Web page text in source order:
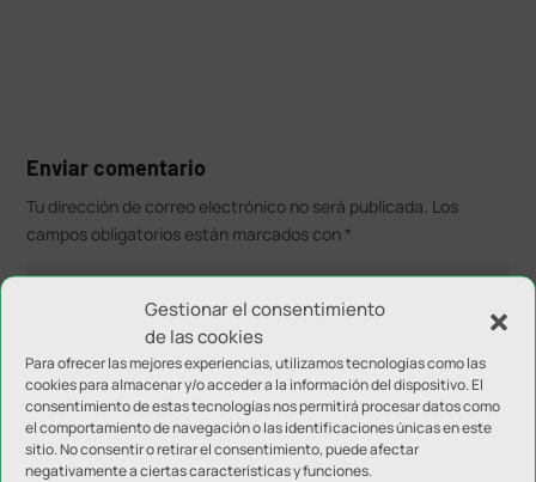
Gestionar el consentimiento
de las cookies
Para ofrecer las mejores experiencias, utilizamos tecnologías como las
cookies para almacenar y/o acceder a la información del dispositivo. El
consentimiento de estas tecnologías nos permitirá procesar datos como
el comportamiento de navegación o las identificaciones únicas en este
sitio. No consentir o retirar el consentimiento, puede afectar
negativamente a ciertas características y funciones.
Enviar comentario
Tu dirección de correo electrónico no será publicada. Los
campos obligatorios están marcados con *